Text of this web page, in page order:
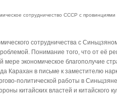
сотрудничество СССР с провинциями
сотрудничества с
Понимание того, что от её
мере экономическое благополучие
Карахан в письме к заместителю
политической работы в
китайских властей и китайского